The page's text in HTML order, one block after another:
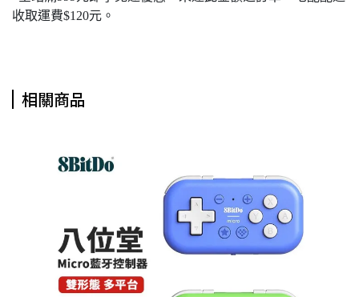
收取運費$120元。
相關商品